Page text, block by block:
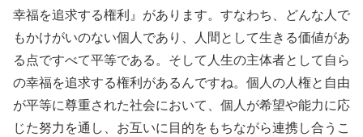
幸福を追求する権利』があります。すなわち、どんな人で
もかけがいのない個人であり、人間として生きる価値があ
る点ですべて平等である。そして人生の主体者として自ら
の幸福を追求する権利があるんですね。個人の人権と自由
が平等に尊重された社会において、個人が希望や能力に応
じた努力を通し、お互いに目的をもちながら連携し合うこ